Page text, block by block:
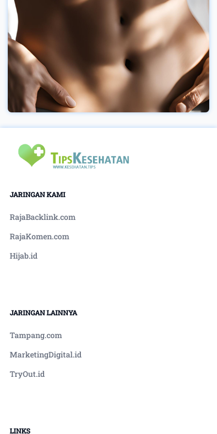
JARINGAN KAMI
RajaBacklink.com
RajaKomen.com
Hijab.id
JARINGAN LAINNYA
Tampang.com
MarketingDigital.id
TryOut.id
LINKS